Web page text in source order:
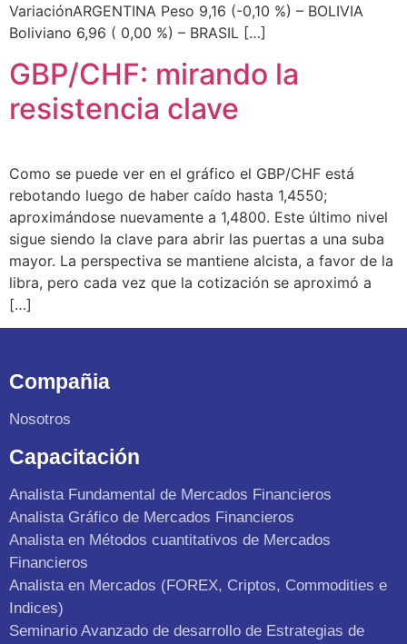
VariaciónARGENTINA Peso 9,16 (-0,10 %) – BOLIVIA
Boliviano 6,96 ( 0,00 %) – BRASIL […]
GBP/CHF: mirando la
resistencia clave
Como se puede ver en el gráfico el GBP/CHF está
rebotando luego de haber caído hasta 1,4550;
aproximándose nuevamente a 1,4800. Este último nivel
sigue siendo la clave para abrir las puertas a una suba
mayor. La perspectiva se mantiene alcista, a favor de la
libra, pero cada vez que la cotización se aproximó a
[…]
Compañia
Nosotros
Capacitación
Analista Fundamental de Mercados Financieros
Analista Gráfico de Mercados Financieros
Analista en Métodos cuantitativos de Mercados
Financieros
Analista en Mercados (FOREX, Criptos, Commodities e
Indices)
Seminario Avanzado de desarrollo de Estrategias de